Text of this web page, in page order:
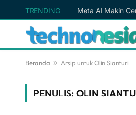
TRENDING
Beranda » Arsip untuk Olin Sianturi
PENULIS: OLIN